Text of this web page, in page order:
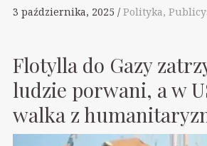
3 października, 2025 Polityka
Flotylla do Gazy
ludzie porwani, a w
walka z